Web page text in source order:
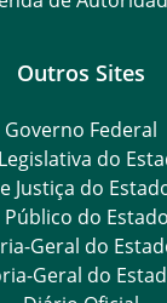
Outros Sites
Governo Federal
do
Justiça do
do
Geral do
Geral do